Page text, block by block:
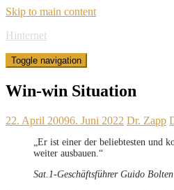
Skip to main content
Hinternet
Toggle navigation
Win-win Situation
22. April 20096. Juni 2022 Dr. Zapp
„Er ist einer der beliebtesten und
weiter ausbauen.“
Sat.1-Geschäftsführer Guido Bolten